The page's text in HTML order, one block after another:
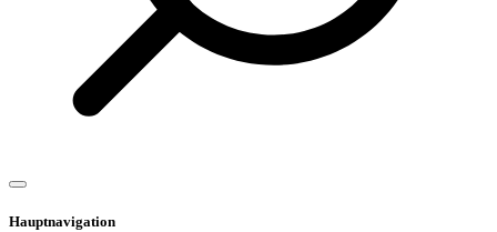
Hauptnavigation